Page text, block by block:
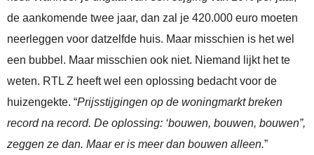
de aankomende twee jaar, dan zal je 420.000 euro moeten
neerleggen voor datzelfde huis. Maar misschien is het wel
een bubbel. Maar misschien ook niet. Niemand lijkt het te
weten. RTL Z heeft wel een oplossing bedacht voor de
huizengekte. “Prijsstijgingen op de woningmarkt breken
record na record. De oplossing: ‘bouwen, bouwen, bouwen”,
zeggen ze dan. Maar er is meer dan bouwen alleen.”